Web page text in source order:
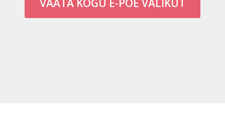
VAATA KOGU E-POE VALIKUT